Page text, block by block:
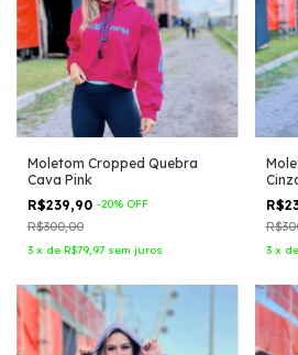
Moletom Cropped Quebra
Cava Pink
R$239,90 -20% OFF
R$300,00
3 x de R$79,97 sem juros 3 x de